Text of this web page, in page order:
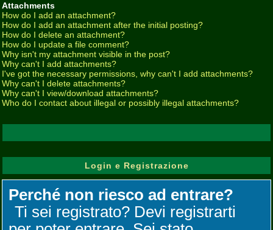
Attachments
How do I add an attachment?
How do I add an attachment after the initial posting?
How do I delete an attachment?
How do I update a file comment?
Why isn't my attachment visible in the post?
Why can't I add attachments?
I've got the necessary permissions, why can't I add attachments?
Why can't I delete attachments?
Why can't I view/download attachments?
Who do I contact about illegal or possibly illegal attachments?
Login e Registrazione
Perché non riesco ad entrare?
Ti sei registrato? Devi registrarti